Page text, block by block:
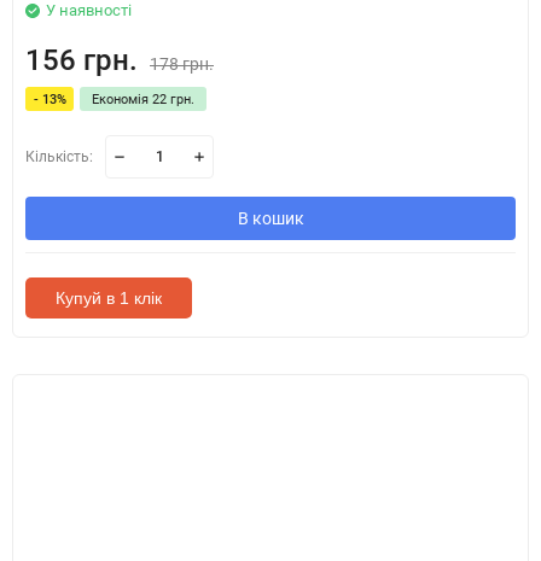
У наявності
156 грн. 178 грн.
- 13% Економія 22 грн.
Кількість:
В кошик
Купуй в 1 клік